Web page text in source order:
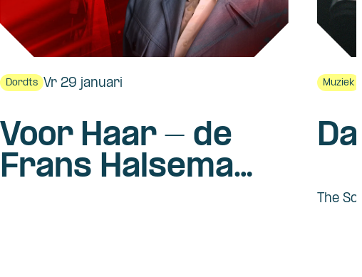
Dordts Vr 29 januari
Voor Haar - de
Frans Halsema
Muziek
The